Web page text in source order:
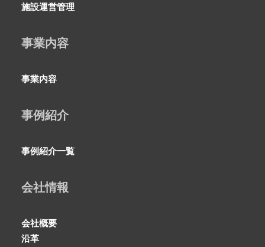
施設運営管理
事業内容
事業内容
事例紹介
事例紹介一覧
会社情報
会社概要
沿革